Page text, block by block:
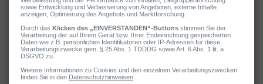
71793738 © vegefox.com
68497944 © Anna Jurkovska
53201325 © goodluz
72281286 © jeepbabes